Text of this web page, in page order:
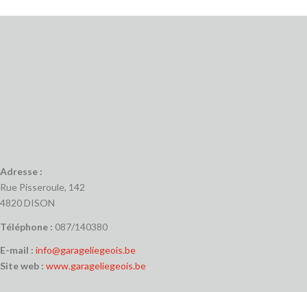
Adresse :
Rue Pisseroule, 142
4820 DISON
Téléphone : 087/140380
E-mail : info@garageliegeois.be
Site web : www.garageliegeois.be